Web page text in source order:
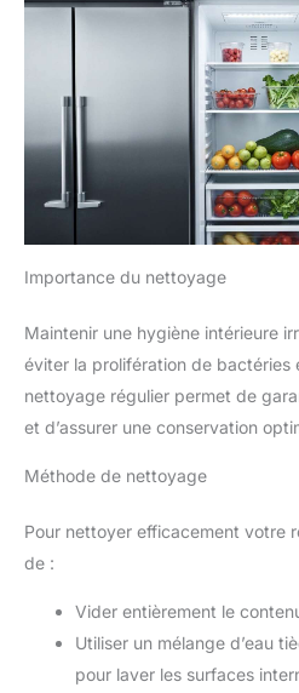
Importance du nettoyage
Maintenir une hygiène intérieure
éviter la prolifération de bactéries
nettoyage régulier permet de
et d’assurer une conservation
Méthode de nettoyage
Pour nettoyer efficacement votre
de :
Vider entièrement le
Utiliser un mélange d’eau
pour laver les surfaces